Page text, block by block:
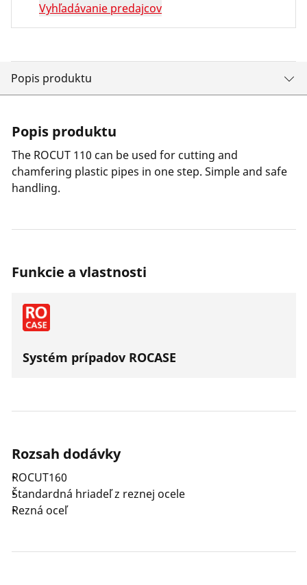
Vyhľadávanie predajcov
Popis produktu
Popis produktu
The ROCUT 110 can be used for cutting and
chamfering plastic pipes in one step. Simple and safe
handling.
Funkcie a vlastnosti
Systém prípadov ROCASE
Rozsah dodávky
ROCUT160
Štandardná hriadeľ z reznej ocele
Rezná oceľ